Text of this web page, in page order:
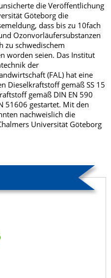
die Veröffentlichung
Göteborg die
dass bis zu 10fach
Ozonvorläufersubstanzen
zu schwedischem
worden seien. Das Institut
der
(FAL) hat eine
Dieselkraftstoff gemäß SS 15
gemäß DIN EN 590
51606 gestartet. Mit den
nachweislich die
Universität Göteborg